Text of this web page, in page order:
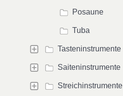
Posaune
Tuba
Tasteninstrumente
Saiteninstrumente
Streichinstrumente